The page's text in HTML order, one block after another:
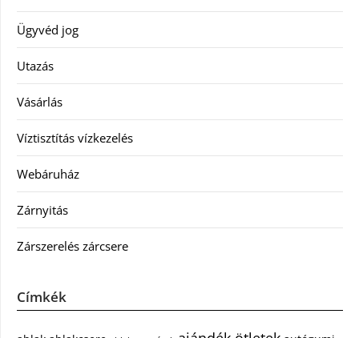
Ügyvéd jog
Utazás
Vásárlás
Víztisztítás vízkezelés
Webáruház
Zárnyitás
Zárszerelés zárcsere
Címkék